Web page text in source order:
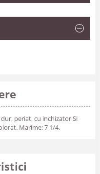
periat, cu inchizator Si
Marime: 7 1/4.